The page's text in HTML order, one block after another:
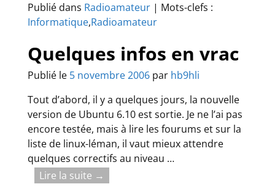
Publié dans Radioamateur| Mots-clefs :
Informatique,Radioamateur
Quelques infos en vrac
Publié le 5 novembre 2006 par hb9hli
Tout d’abord, il y a quelques jours, la nouvelle
version de Ubuntu 6.10 est sortie. Je ne l’ai pas
encore testée, mais à lire les fourums et sur la
liste de linux-léman, il vaut mieux attendre
quelques correctifs au niveau …
Lire la suite →